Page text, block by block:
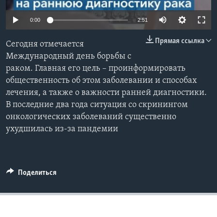
Learning English
СОЦИАЛЬНЫЕ СЕТИ
Языки
0:00 2:51
Прямая ссылка
Сегодня отмечается
Международный день борьбы с
раком. Главная его цель – проинформировать
общественность об этом заболевании и способах
лечения, а также о важности ранней диагностики.
В последние два года ситуация со скринингом
онкологических заболеваний существенно
ухудшилась из-за пандемии
Поделиться